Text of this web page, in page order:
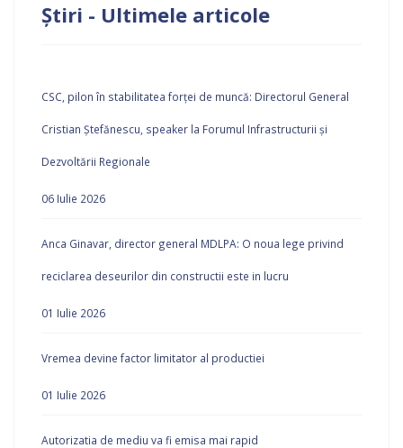
Știri - Ultimele articole
CSC, pilon în stabilitatea forței de muncă: Directorul General
Cristian Ștefănescu, speaker la Forumul Infrastructurii și
Dezvoltării Regionale
06 Iulie 2026
Anca Ginavar, director general MDLPA: O noua lege privind
reciclarea deseurilor din constructii este in lucru
01 Iulie 2026
Vremea devine factor limitator al productiei
01 Iulie 2026
Autorizatia de mediu va fi emisa mai rapid